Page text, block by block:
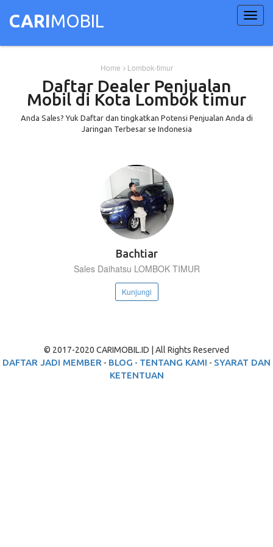
CARIMOBIL
Home Lombok-timur
Daftar Dealer Penjualan
Mobil di Kota Lombok timur
Anda Sales? Yuk Daftar dan tingkatkan Potensi Penjualan Anda di
Jaringan Terbesar se Indonesia
Bachtiar
Sales Daihatsu LOMBOK TIMUR
Kunjungi
© 2017-2020 CARIMOBIL.ID | All Rights Reserved
DAFTAR JADI MEMBER - BLOG - TENTANG KAMI - SYARAT DAN
KETENTUAN